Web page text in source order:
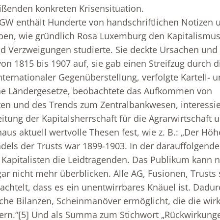
konkreten Krisensituation.
enthält Hunderte von handschriftlichen Notizen
wie gründlich Rosa Luxemburg den
Verzweigungen studierte. Sie deckte Ursachen
1815 bis 1907 auf, sie gab einen Streifzug durch
Gegenüberstellung, verfolgte Kartell-
Ländergesetze, beobachtete das Aufkommen von
und des Trends zum Zentralbankwesen,
der Kapitalsherrschaft für die Agrarwirtschaft
aktuell wertvolle Thesen fest, wie z. B.: „Der
der Trusts war 1899-1903. In der
die Leidtragenden. Das Publikum kann
nicht mehr überblicken. Alle AG, Fusionen, Trusts
dass es ein unentwirrbares Knäuel ist.
Bilanzen, Scheinmanöver ermöglicht, die die
[5] Und als Summa zum Stichwort